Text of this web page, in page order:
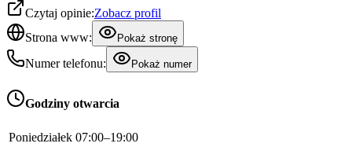
Czytaj opinie:Zobacz profil
Strona www:
Pokaż stronę
Numer telefonu: Pokaż numer
Godziny otwarcia
Poniedziałek 07:00–19:00